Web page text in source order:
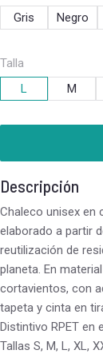
Gris
Negro
Talla
L
M
Descripción
Chaleco unisex en
elaborado a partir
reutilización de
planeta. En
cortavientos, con
tapeta y cinta en
Distintivo RPET en
Tallas S, M, L, XL,